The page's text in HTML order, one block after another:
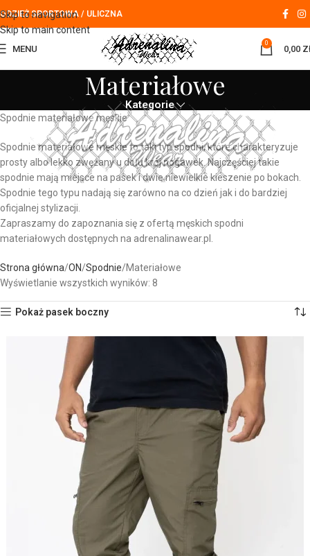
Skip to navigation
Skip to main content
ODZIEŻ SPORTOWA / ULICZNA
MENU
0
0,00
Materiałowe
Kategorie
Spodnie materiałowe męskie
Spodnie materiałowe męskie to taki typ spodni, które charakteryzuje
prosty albo lekko zwężany u dołu krój nogawek. Najczęściej takie
spodnie mają miejsce na pasek i dwie niewielkie kieszenie po bokach.
Spodnie tego typu nadają się zarówno na co dzień jak i do bardziej
oficjalnej stylizacji.
Zapraszamy do zapoznania się z ofertą męskich spodni
materiałowych dostępnych na adrenalinawear.pl.
Strona główna ON Spodnie Materiałowe
Wyświetlanie wszystkich wyników: 8
Pokaż pasek boczny